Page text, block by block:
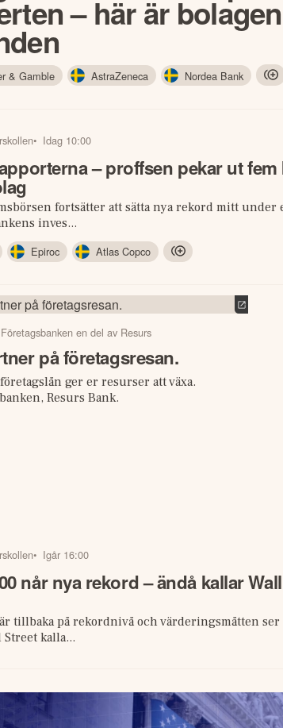
– här är
& Gamble AstraZeneca Nordea Bank
• Idag 10:00
– proffsen pekar ut
fortsätter att sätta nya rekord mitt under
inves...
Epiroc Atlas Copco
Företagsbanken en del av Resurs
på företagsresan.
ger er resurser att växa.
Resurs Bank.
• Igår 16:00
når nya rekord – ändå kallar
tillbaka på rekordnivå och värderingsmåtten ser
kalla...